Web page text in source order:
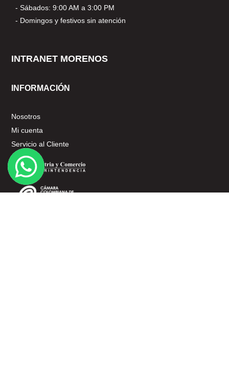
- Sábados: 9:00 AM a 3:00 PM
- Domingos y festivos sin atención
INTRANET MORENOS
INFORMACIÓN
Nosotros
Mi cuenta
Servicio al Cliente